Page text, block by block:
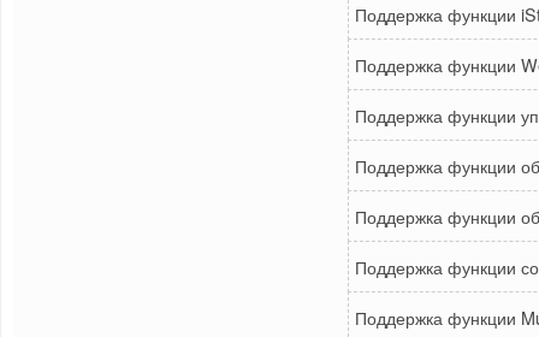
Поддержка функции
Поддержка функции
Поддержка функции
Поддержка функции
Поддержка функции
Поддержка функции
Поддержка функции